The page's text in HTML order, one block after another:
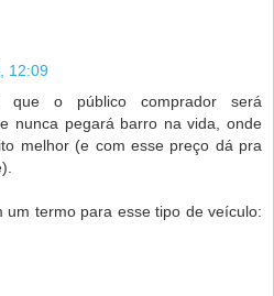
12:09
que o público comprador será
nunca pegará barro na vida, onde
melhor (e com esse preço dá pra
um termo para esse tipo de veículo: